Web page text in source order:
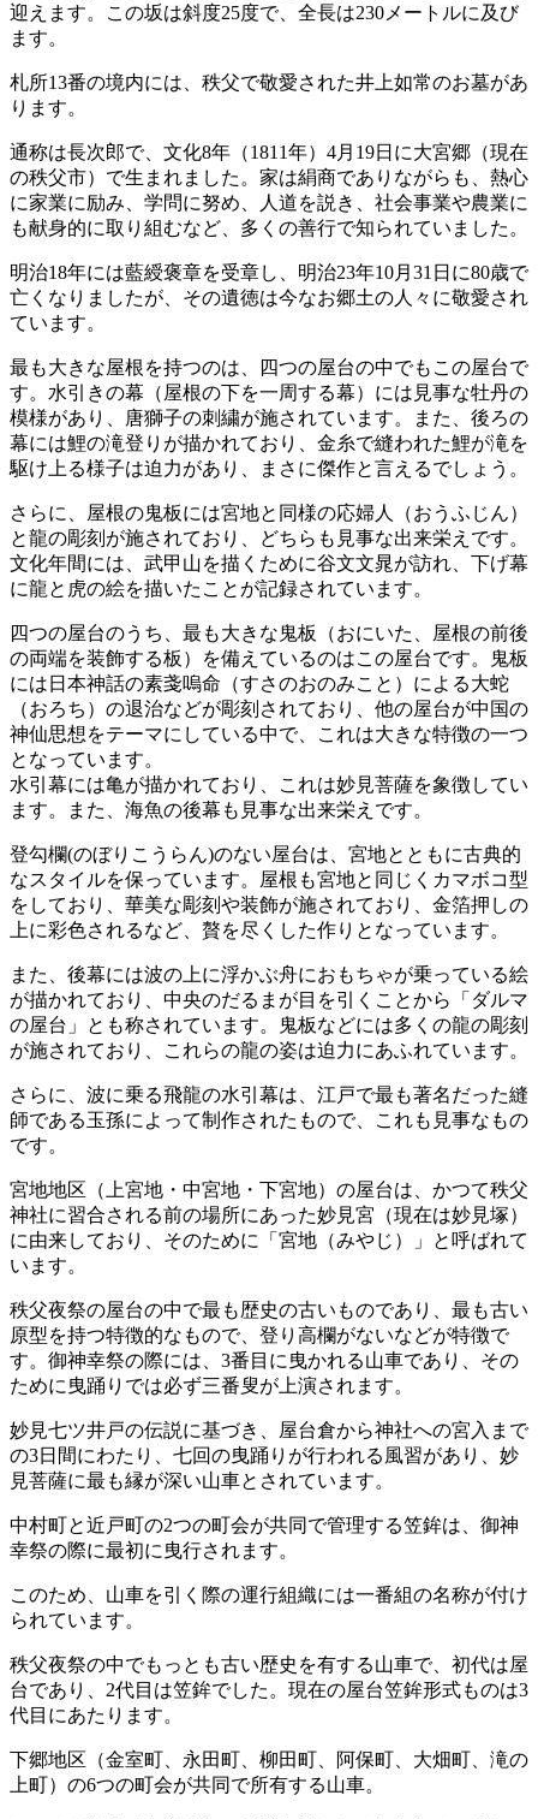
迎えます。この坂は斜度25度で、全長は230メートルに及び
ます。
札所13番の境内には、秩父で敬愛された井上如常のお墓があ
ります。
通称は長次郎で、文化8年（1811年）4月19日に大宮郷（現在
の秩父市）で生まれました。家は絹商でありながらも、熱心
に家業に励み、学問に努め、人道を説き、社会事業や農業に
も献身的に取り組むなど、多くの善行で知られていました。
明治18年には藍綬褒章を受章し、明治23年10月31日に80歳で
亡くなりましたが、その遺徳は今なお郷土の人々に敬愛され
ています。
最も大きな屋根を持つのは、四つの屋台の中でもこの屋台で
す。水引きの幕（屋根の下を一周する幕）には見事な牡丹の
模様があり、唐獅子の刺繍が施されています。また、後ろの
幕には鯉の滝登りが描かれており、金糸で縫われた鯉が滝を
駆け上る様子は迫力があり、まさに傑作と言えるでしょう。
さらに、屋根の鬼板には宮地と同様の応婦人（おうふじん）
と龍の彫刻が施されており、どちらも見事な出来栄えです。
文化年間には、武甲山を描くために谷文文晁が訪れ、下げ幕
に龍と虎の絵を描いたことが記録されています。
四つの屋台のうち、最も大きな鬼板（おにいた、屋根の前後
の両端を装飾する板）を備えているのはこの屋台です。鬼板
には日本神話の素戔嗚命（すさのおのみこと）による大蛇
（おろち）の退治などが彫刻されており、他の屋台が中国の
神仙思想をテーマにしている中で、これは大きな特徴の一つ
となっています。
水引幕には亀が描かれており、これは妙見菩薩を象徴してい
ます。また、海魚の後幕も見事な出来栄えです。
登勾欄(のぼりこうらん)のない屋台は、宮地とともに古典的
なスタイルを保っています。屋根も宮地と同じくカマボコ型
をしており、華美な彫刻や装飾が施されており、金箔押しの
上に彩色されるなど、贅を尽くした作りとなっています。
また、後幕には波の上に浮かぶ舟におもちゃが乗っている絵
が描かれており、中央のだるまが目を引くことから「ダルマ
の屋台」とも称されています。鬼板などには多くの龍の彫刻
が施されており、これらの龍の姿は迫力にあふれています。
さらに、波に乗る飛龍の水引幕は、江戸で最も著名だった縫
師である玉孫によって制作されたもので、これも見事なもの
です。
宮地地区（上宮地・中宮地・下宮地）の屋台は、かつて秩父
神社に習合される前の場所にあった妙見宮（現在は妙見塚）
に由来しており、そのために「宮地（みやじ）」と呼ばれて
います。
秩父夜祭の屋台の中で最も歴史の古いものであり、最も古い
原型を持つ特徴的なもので、登り高欄がないなどが特徴で
す。御神幸祭の際には、3番目に曳かれる山車であり、その
ために曳踊りでは必ず三番叟が上演されます。
妙見七ツ井戸の伝説に基づき、屋台倉から神社への宮入まで
の3日間にわたり、七回の曳踊りが行われる風習があり、妙
見菩薩に最も縁が深い山車とされています。
中村町と近戸町の2つの町会が共同で管理する笠鉾は、御神
幸祭の際に最初に曳行されます。
このため、山車を引く際の運行組織には一番組の名称が付け
られています。
秩父夜祭の中でもっとも古い歴史を有する山車で、初代は屋
台であり、2代目は笠鉾でした。現在の屋台笠鉾形式ものは3
代目にあたります。
下郷地区（金室町、永田町、柳田町、阿保町、大畑町、滝の
上町）の6つの町会が共同で所有する山車。